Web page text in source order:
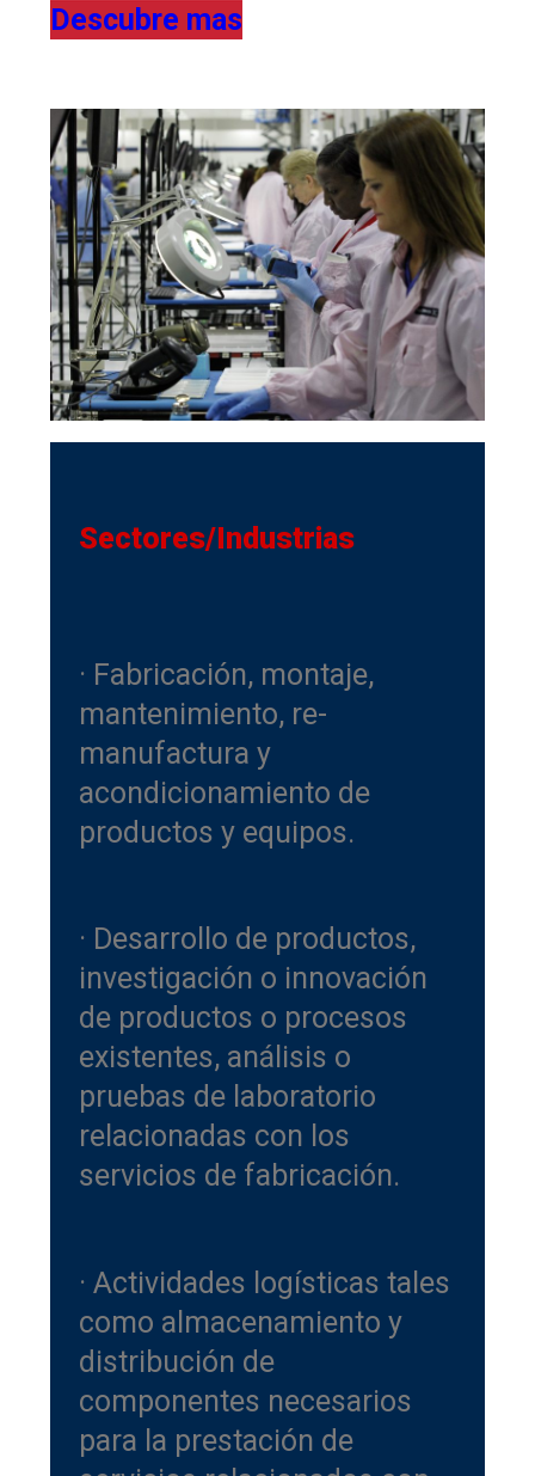
Descubre mas
Sectores/Industrias
· Fabricación, montaje,
mantenimiento, re-
manufactura y
acondicionamiento de
productos y equipos.
· Desarrollo de productos,
investigación o innovación
de productos o procesos
existentes, análisis o
pruebas de laboratorio
relacionadas con los
servicios de fabricación.
· Actividades logísticas tales
como almacenamiento y
distribución de
componentes necesarios
para la prestación de